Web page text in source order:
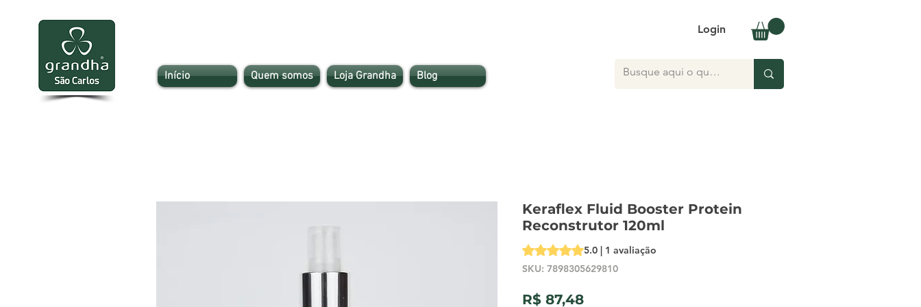
Início Quem somos Loja Grandha Blog
Login
Keraflex Fluid Booster Protein
Reconstrutor 120ml
A classificação é 5.0 de 5 estrelas com base em 1 avaliação
5.0 | 1 avaliação
SKU: 7898305629810
R$ 87,48Preço